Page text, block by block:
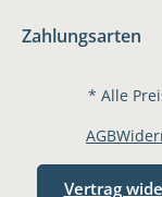
Zahlungsarten
* Alle
Vertrag
AGB